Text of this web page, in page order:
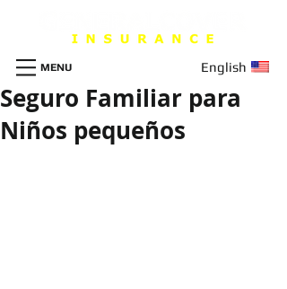
English
MENU
Seguro Familiar para
Niños pequeños